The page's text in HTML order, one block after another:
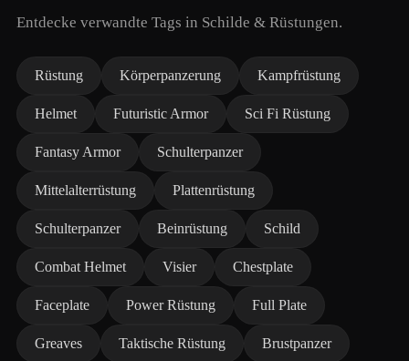
Entdecke verwandte Tags in Schilde & Rüstungen.
Rüstung Körperpanzerung Kampfrüstung
Helmet Futuristic Armor Sci Fi Rüstung
Fantasy Armor Schulterpanzer
Mittelalterrüstung Plattenrüstung
Schulterpanzer Beinrüstung Schild
Combat Helmet Visier Chestplate
Faceplate Power Rüstung Full Plate
Greaves Taktische Rüstung Brustpanzer